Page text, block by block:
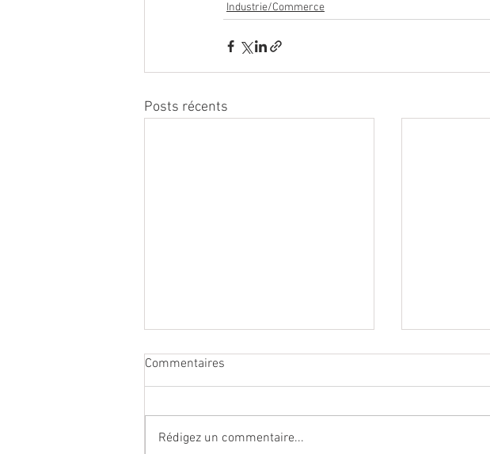
Industrie/Commerce
Posts récents
Commentaires
Rédigez un commentaire...